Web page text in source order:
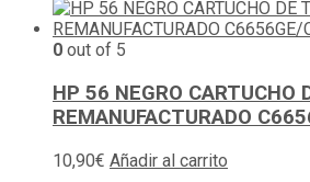
0 out of 5
HP 56 NEGRO CARTUCHO
REMANUFACTURADO
10,90€ Añadir al carrito